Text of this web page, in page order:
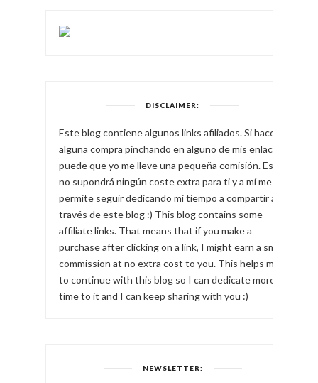
DISCLAIMER:
Este blog contiene algunos links afiliados. Si haces
alguna compra pinchando en alguno de mis enlaces,
puede que yo me lleve una pequeña comisión. Esto
no supondrá ningún coste extra para ti y a mí me
permite seguir dedicando mi tiempo a compartir a
través de este blog :) This blog contains some
affiliate links. That means that if you make a
purchase after clicking on a link, I might earn a small
commission at no extra cost to you. This helps me
to continue with this blog so I can dedicate more
time to it and I can keep sharing with you :)
NEWSLETTER: